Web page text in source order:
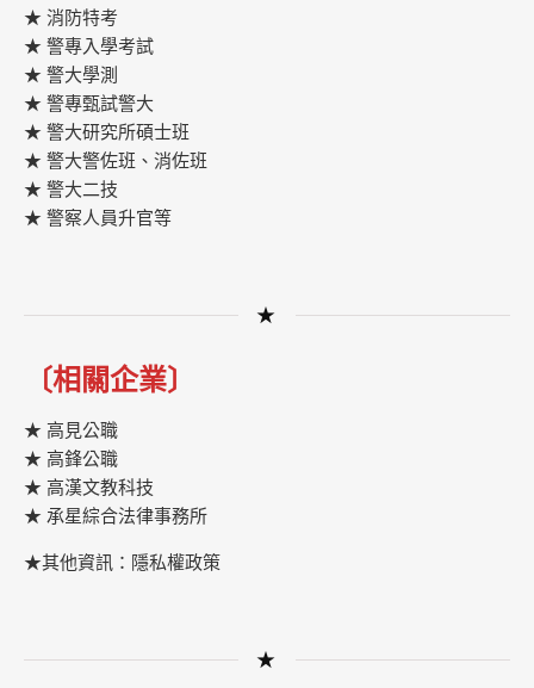
★ 消防特考
★ 警專入學考試
★ 警大學測
★ 警專甄試警大
★ 警大研究所碩士班
★ 警大警佐班、消佐班
★ 警大二技
★ 警察人員升官等
★
〔相關企業〕
★ 高見公職
★ 高鋒公職
★ 高漢文教科技
★ 承星綜合法律事務所
★其他資訊：隱私權政策
★